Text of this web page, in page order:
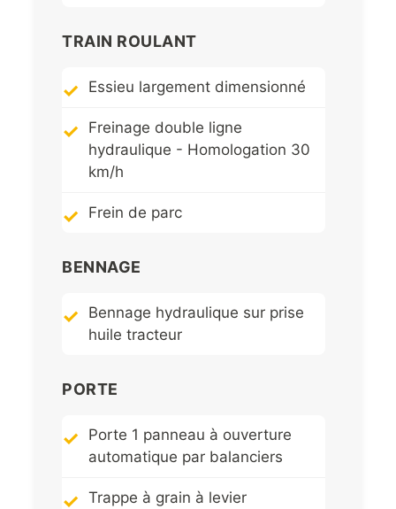
TRAIN ROULANT
Essieu largement dimensionné
Freinage double ligne
hydraulique - Homologation 30
km/h
Frein de parc
BENNAGE
Bennage hydraulique sur prise
huile tracteur
PORTE
Porte 1 panneau à ouverture
automatique par balanciers
Trappe à grain à levier